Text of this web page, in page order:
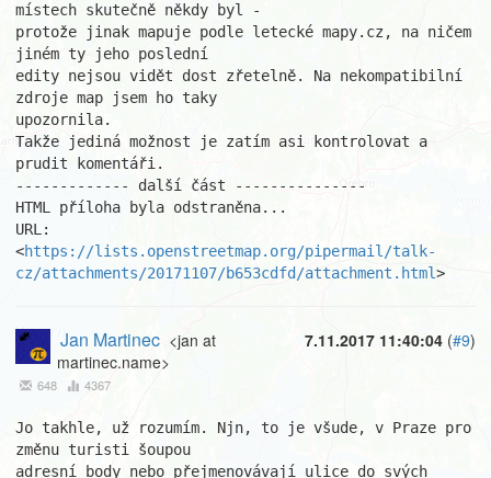
místech skutečně někdy byl -
protože jinak mapuje podle letecké mapy.cz, na ničem
jiném ty jeho poslední
edity nejsou vidět dost zřetelně. Na nekompatibilní
zdroje map jsem ho taky
upozornila.
Takže jediná možnost je zatím asi kontrolovat a
prudit komentáři.
------------- další část ---------------
HTML příloha byla odstraněna...
URL:
<https://lists.openstreetmap.org/pipermail/talk-
cz/attachments/20171107/b653cdfd/attachment.html>
7.11.2017 11:40:04 (#9)
Jan Martinec <jan at
martinec.name>
648 4367
Jo takhle, už rozumím. Njn, to je všude, v Praze pro
změnu turisti šoupou
adresní body nebo přejmenovávají ulice do svých